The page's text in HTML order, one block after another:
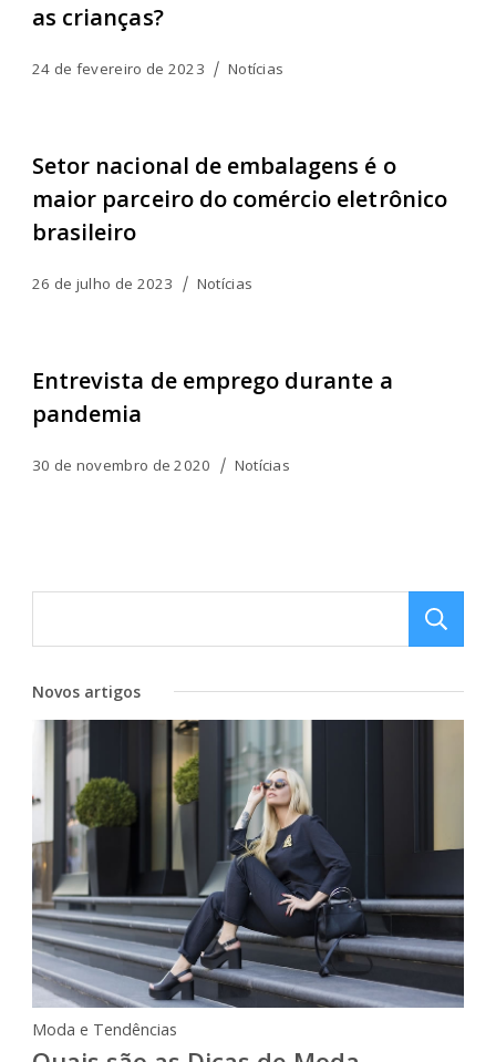
as crianças?
24 de fevereiro de 2023 Notícias
Setor nacional de embalagens é o
maior parceiro do comércio eletrônico
brasileiro
26 de julho de 2023 Notícias
Entrevista de emprego durante a
pandemia
30 de novembro de 2020 Notícias
Novos artigos
Moda e Tendências